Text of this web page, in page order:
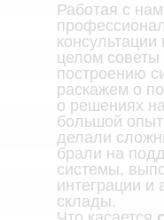
Работая с
целом
построению
раскажем о
о решениях
большой
делали
брали на
системы,
интеграции и
склады.